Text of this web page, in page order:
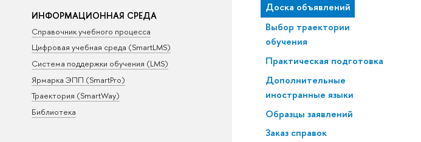
Доска объявлений
Выбор траектории
обучения
Практическая подготовка
Дополнительные
иностранные языки
Образцы заявлений
Заказ справок
ИНФОРМАЦИОННАЯ СРЕДА
Справочник учебного процесса
Цифровая учебная среда (SmartLMS)
Система поддержки обучения (LMS)
Ярмарка ЭПП (SmartPro)
Траектория (SmartWay)
Библиотека